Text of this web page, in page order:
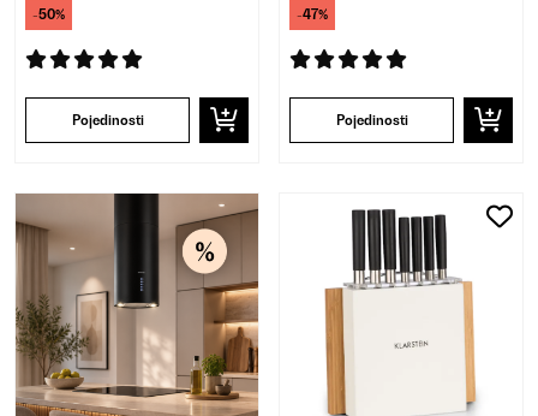
-50%
Pojedinosti
-47%
Pojedinosti